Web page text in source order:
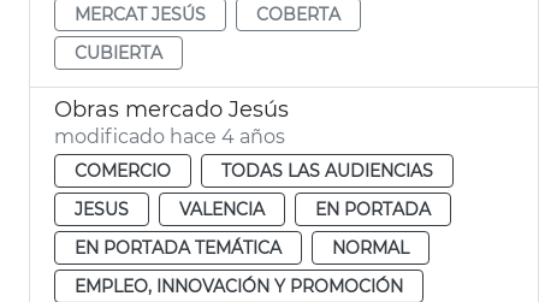
MERCAT JESÚS
COBERTA
CUBIERTA
Obras mercado Jesús
modificado hace 4 años
COMERCIO
TODAS LAS AUDIENCIAS
JESUS
VALENCIA
EN PORTADA
EN PORTADA TEMÁTICA
NORMAL
EMPLEO, INNOVACIÓN Y PROMOCIÓN